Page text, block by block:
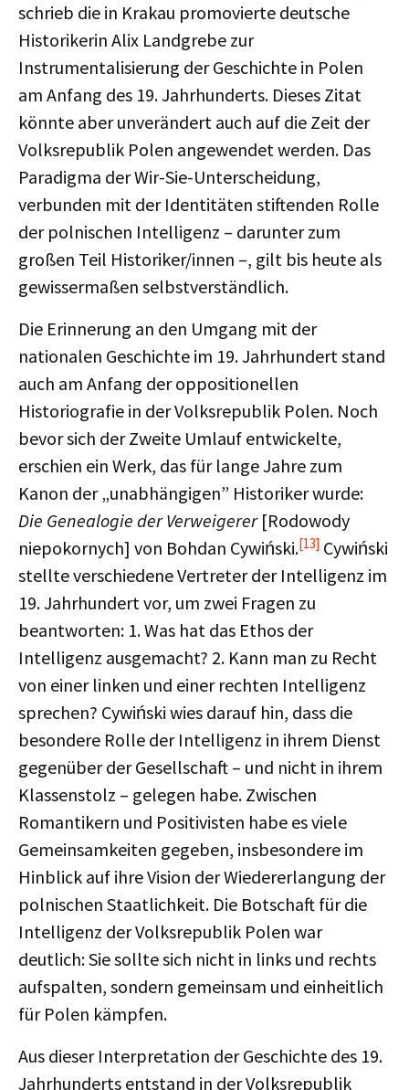
schrieb die in Krakau promovierte deutsche
Historikerin Alix Landgrebe zur
Instrumentalisierung der Geschichte in Polen
am Anfang des 19. Jahrhunderts. Dieses Zitat
könnte aber unverändert auch auf die Zeit der
Volksrepublik Polen angewendet werden. Das
Paradigma der Wir-Sie-Unterscheidung,
verbunden mit der Identitäten stiftenden Rolle
der polnischen Intelligenz – darunter zum
großen Teil Historiker/innen –, gilt bis heute als
gewissermaßen selbstverständlich.
Die Erinnerung an den Umgang mit der
nationalen Geschichte im 19. Jahrhundert stand
auch am Anfang der oppositionellen
Historiografie in der Volksrepublik Polen. Noch
bevor sich der Zweite Umlauf entwickelte,
erschien ein Werk, das für lange Jahre zum
Kanon der „unabhängigen” Historiker wurde:
Die Genealogie der Verweigerer[Rodowody
niepokornych] von Bohdan Cywiński.[13] Cywiński
stellte verschiedene Vertreter der Intelligenz im
19. Jahrhundert vor, um zwei Fragen zu
beantworten: 1. Was hat das Ethos der
Intelligenz ausgemacht? 2. Kann man zu Recht
von einer linken und einer rechten Intelligenz
sprechen? Cywiński wies darauf hin, dass die
besondere Rolle der Intelligenz in ihrem Dienst
gegenüber der Gesellschaft – und nicht in ihrem
Klassenstolz – gelegen habe. Zwischen
Romantikern und Positivisten habe es viele
Gemeinsamkeiten gegeben, insbesondere im
Hinblick auf ihre Vision der Wiedererlangung der
polnischen Staatlichkeit. Die Botschaft für die
Intelligenz der Volksrepublik Polen war
deutlich: Sie sollte sich nicht in links und rechts
aufspalten, sondern gemeinsam und einheitlich
für Polen kämpfen.
Aus dieser Interpretation der Geschichte des 19.
Jahrhunderts entstand in der Volksrepublik